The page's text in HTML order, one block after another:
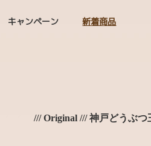
キッチンウェア
キャンペーン 新着商品
/// Original /// 神戸どうぶつ